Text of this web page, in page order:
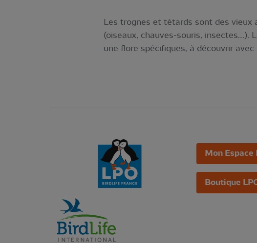
Les trognes et tétards sont des vieux
(oiseaux, chauves-souris, insectes…).
une flore spécifiques, à découvrir
Mon Espace
Boutique